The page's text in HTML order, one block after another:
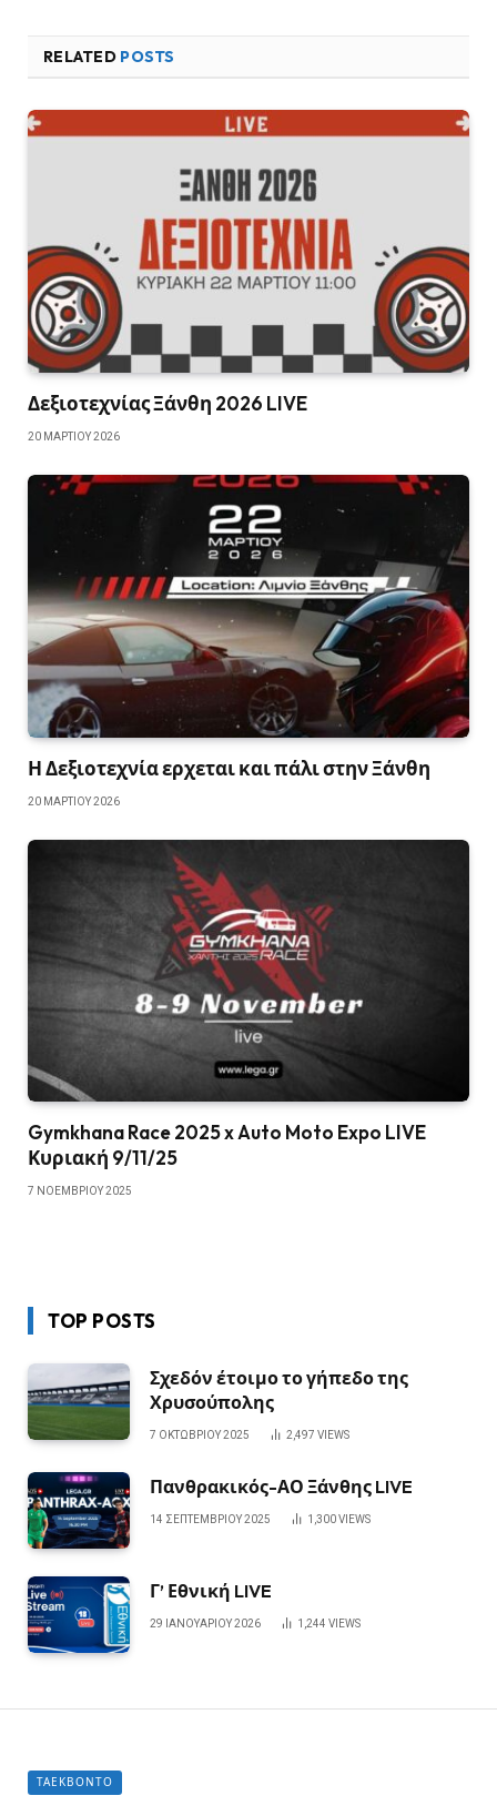
RELATED POSTS
Δεξιοτεχνίας Ξάνθη 2026 LIVE
20 ΜΑΡΤΊΟΥ 2026
Η Δεξιοτεχνία ερχεται και πάλι στην Ξάνθη
20 ΜΑΡΤΊΟΥ 2026
Gymkhana Race 2025 x Auto Moto Expo LIVE
Κυριακή 9/11/25
7 ΝΟΕΜΒΡΊΟΥ 2025
TOP POSTS
Σχεδόν έτοιμο το γήπεδο της
Χρυσούπολης
7 ΟΚΤΩΒΡΊΟΥ 2025 2,497 VIEWS
Πανθρακικός-ΑΟ Ξάνθης LIVE
14 ΣΕΠΤΕΜΒΡΊΟΥ 2025 1,300VIEWS
Γ’ Εθνική LIVE
29 ΙΑΝΟΥΑΡΊΟΥ 2026 1,244 VIEWS
ΤΑΕΚΒΟΝΤΌ